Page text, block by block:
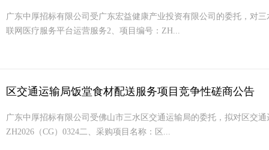
广东中厚招标有限公司受广东宏益健康产业投资有限公司的委托，对
联网医疗服务平台运营服务2、项目编号：ZH...
区交通运输局饭堂食材配送服务项目竞争性磋商公告
广东中厚招标有限公司受佛山市三水区交通运输局的委托，拟对区交
ZH2026（CG）0324二、采购项目名称：区...